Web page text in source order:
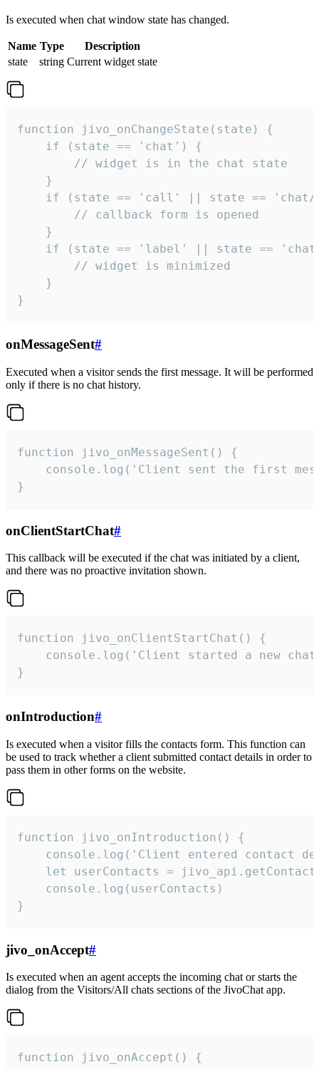
Is executed when chat window state has changed.
Name Type
Description
state
string Current widget state
function jivo_onChangeState(state) {
    if (state == 'chat') {
        // widget is in the chat state
    }
if (state == 'call' || state ==
        // callback form is opened
    }
if (state == 'label' || state ==
        // widget is minimized
    }
}
onMessageSent#
Executed when a visitor sends the first message. It will be performed
only if there is no chat history.
function jivo_onMessageSent() {
console.log('Client sent the first
}
onClientStartChat#
This callback will be executed if the chat was initiated by a client,
and there was no proactive invitation shown.
function jivo_onClientStartChat() {
console.log('Client started a new
}
onIntroduction#
Is executed when a visitor fills the contacts form. This function can
be used to track whether a client submitted contact details in order to
pass them in other forms on the website.
function jivo_onIntroduction() {
console.log('Client entered contact
let userContacts =
    console.log(userContacts)
}
jivo_onAccept#
Is executed when an agent accepts the incoming chat or starts the
dialog from the Visitors/All chats sections of the JivoChat app.
function jivo_onAccept() {